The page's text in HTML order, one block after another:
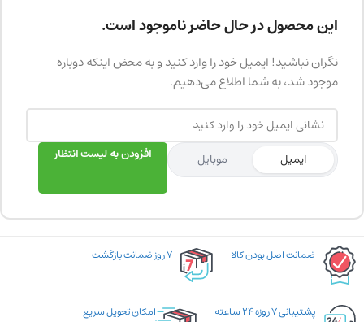
این محصول در حال حاضر ناموجود است.
نگران نباشید! ایمیل خود را وارد کنید و به محض اینکه دوباره
موجود شد، به شما اطلاع می‌دهیم.
ایمیل موبایل افزودن به لیست انتظار
ضمانت اصل بودن کالا ۷ روز ضمانت بازگشت
پشتیبانی ۷ روزه ۲۴ ساعته امکان تحویل سریع